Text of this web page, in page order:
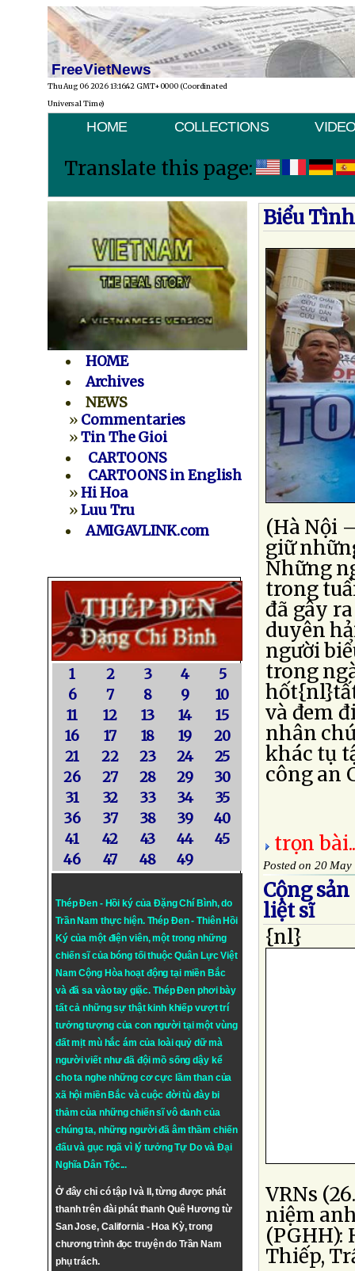
FreeVietNews
Thu Aug 06 2026 13:16:42 GMT+0000 (Coordinated
Universal Time)
HOME COLLECTIONS
Translate this page:
HOME
Archives
NEWS
» Commentaries
»Tin The Gioi
CARTOONS
CARTOONS in English
»Hi Hoa
»Luu Tru
AMIGAVLINK.com
1 2 3 4
5
6
7 8 9
10
11
12 13 14
15
16
17 18 19
20
21
22 23 24
25
26
27 28 29
30
31
32 33 34
35
36
37 38 39
40
41
42 43 44
45
46
47 48 49
Thép Đen - Hồi ký của Đặng Chí Bình, do
Trần Nam thực hiện. Thép Đen- Thiên Hồi
Ký của một điện viên, một trong những
chiến sĩ của bóng tối thuộc Quân Lực Việt
Nam Cộng Hòa hoạt động tại miền Bắc
và đã sa vào tay giặc. Thép Đen phơi bày
tất cả những sự thật kinh khiếp vượt trí
tưởng tượng của con người tại một vùng
đất mịt mù hắc ám của loài quỷ dữ mà
người viết như đã đội mồ sống dậy kể
cho ta nghe những cơ cực lầm than của
xã hội miền Bắc và cuộc đời tù đày bi
thảm của những chiến sĩ vô danh của
chúng ta, những người đã âm thầm chiến
đấu và gục ngã vì lý tưởngTự DovàĐại
Nghĩa Dân Tộc...
Ở đây chỉ có tập I và II, từng được phát
thanh trên đài phát thanh Quê Hương từ
San Jose, California - Hoa Kỳ, trong
chương trình đọc truyện do Trần Nam
phụ trách.
Biểu
(Hà Nội
giữ
Những
trong
đã gây
duyên
người
trong
và đem
nhân
khác tụ
công an
trọn
Posted on 20 May
Cộng
liệt sĩ
{nl}
VRNs
niệm
(PGHH):
Thiếp,